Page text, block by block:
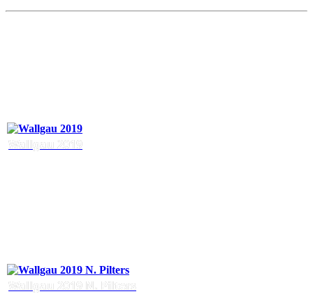
Wallgau 2019
Wallgau 2019 N. Pilters